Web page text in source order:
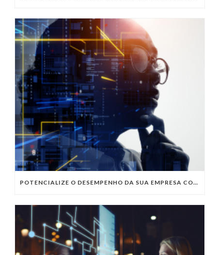
POTENCIALIZE O DESEMPENHO DA SUA EMPRESA COM OS SERVIÇOS DE TI DA VIVO VITA